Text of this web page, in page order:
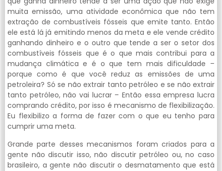
muita emissão, uma atividade econômica que não tem
extração de combustíveis fósseis que emite tanto. Então
ele está lá já emitindo menos da meta e ele vende crédito
ganhando dinheiro e o outro que tende a ser o setor dos
combustíveis fósseis que é o que mais contribui para a
mudança climática e é o que tem mais dificuldade –
porque como é que você reduz as emissões de uma
petroleira? Só se não extrair tanto petróleo e se não extrair
tanto petróleo, não vai lucrar – Então essa empresa lucra
comprando crédito, por isso é mecanismo de flexibilização.
Eu flexibilizo a forma de fazer com o que eu tenho para
cumprir uma meta.
Grande parte desses mecanismos foram criados para a
gente não discutir isso, não discutir petróleo ou, no caso
brasileiro, a gente não discutir o desmatamento que está